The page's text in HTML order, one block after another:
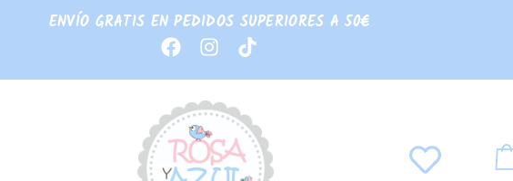
ENVÍO GRATIS EN PEDIDOS SUPERIORES A 50€